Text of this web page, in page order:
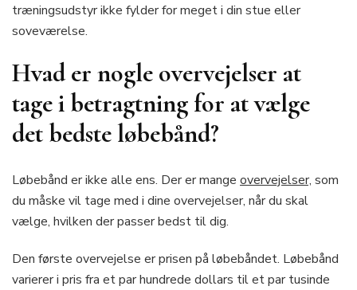
træningsudstyr ikke fylder for meget i din stue eller
soveværelse.
Hvad er nogle overvejelser at
tage i betragtning for at vælge
det bedste løbebånd?
Løbebånd er ikke alle ens. Der er mange overvejelser, som
du måske vil tage med i dine overvejelser, når du skal
vælge, hvilken der passer bedst til dig.
Den første overvejelse er prisen på løbebåndet. Løbebånd
varierer i pris fra et par hundrede dollars til et par tusinde